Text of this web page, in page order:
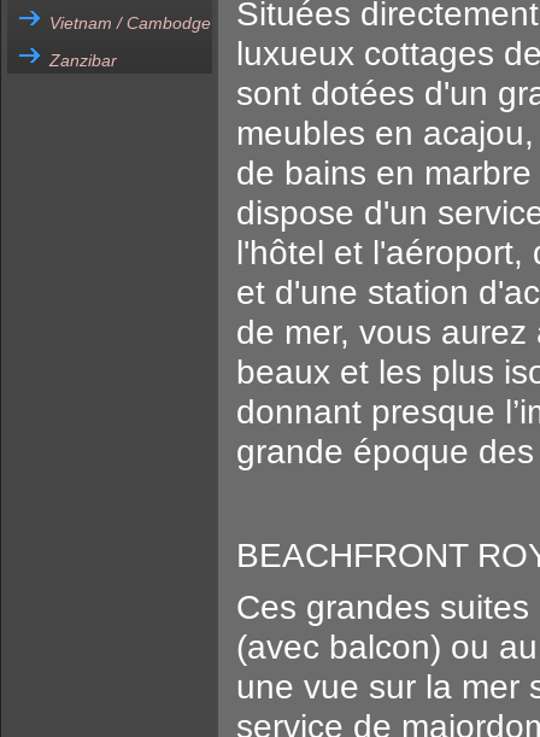
Vietnam / Cambodge
Zanzibar
Situées
luxueux cottages
sont dotées d'un
meubles en
de bains en
dispose d'un
l'hôtel et l'aéroport,
et d'une station
de mer, vous
beaux et les plus
donnant presque
grande époque
BEACHFRONT
Ces grandes
(avec balcon) ou
une vue sur la mer
service de